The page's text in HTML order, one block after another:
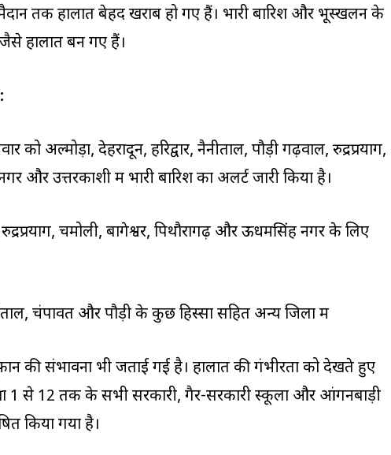
तक हालात बेहद खराब हो गए हैं। भारी बारिश और भूस्खलन के
हालात बन गए हैं।
को अल्मोड़ा, देहरादून, हरिद्वार, नैनीताल, पौड़ी गढ़वाल, रुद्रप्रयाग,
और उत्तरकाशी में भारी बारिश का अलर्ट जारी किया है।
चमोली, बागेश्वर, पिथौरागढ़ और ऊधमसिंह नगर के लिए
चंपावत और पौड़ी के कुछ हिस्सों सहित अन्य जिलों में
की संभावना भी जताई गई है। हालात की गंभीरता को देखते हुए
1 से 12 तक के सभी सरकारी, गैर-सरकारी स्कूलों और आंगनबाड़ी
किया गया है।